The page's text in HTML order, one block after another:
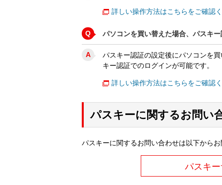
詳しい操作方法はこちらをご確認
Q パソコンを買い替えた場合、パスキ
A
パスキー認証の設定後にパソコンを
キー認証でのログインが可能です。
詳しい操作方法はこちらをご確認
パスキーに関するお問い
パスキーに関するお問い合わせは以下から
パスキ